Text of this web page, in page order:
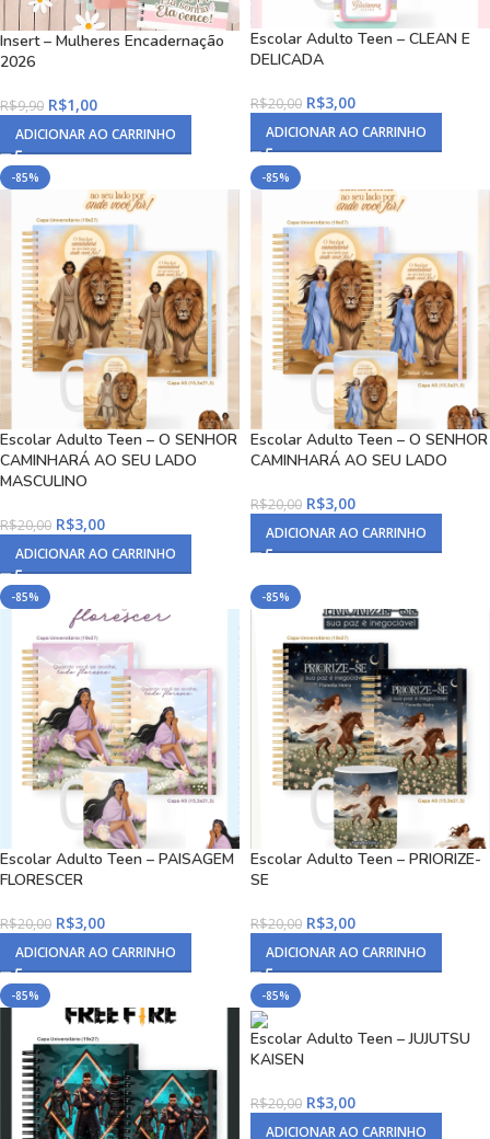
Insert – Mulheres Encadernação
2026
R$9,90 R$1,00
ADICIONAR AO CARRINHO
Escolar Adulto Teen – CLEAN E
DELICADA
R$20,00 R$3,00
ADICIONAR AO CARRINHO
-85%
Escolar Adulto Teen – O SENHOR
CAMINHARÁ AO SEU LADO
MASCULINO
R$20,00 R$3,00
ADICIONAR AO CARRINHO
-85%
Escolar Adulto Teen – O SENHOR
CAMINHARÁ AO SEU LADO
R$20,00 R$3,00
ADICIONAR AO CARRINHO
-85%
Escolar Adulto Teen – PAISAGEM
FLORESCER
R$20,00 R$3,00
ADICIONAR AO CARRINHO
-85%
Escolar Adulto Teen – PRIORIZE-
SE
R$20,00 R$3,00
ADICIONAR AO CARRINHO
-85% -85%
Escolar Adulto Teen – JUJUTSU
KAISEN
R$20,00 R$3,00
ADICIONAR AO CARRINHO